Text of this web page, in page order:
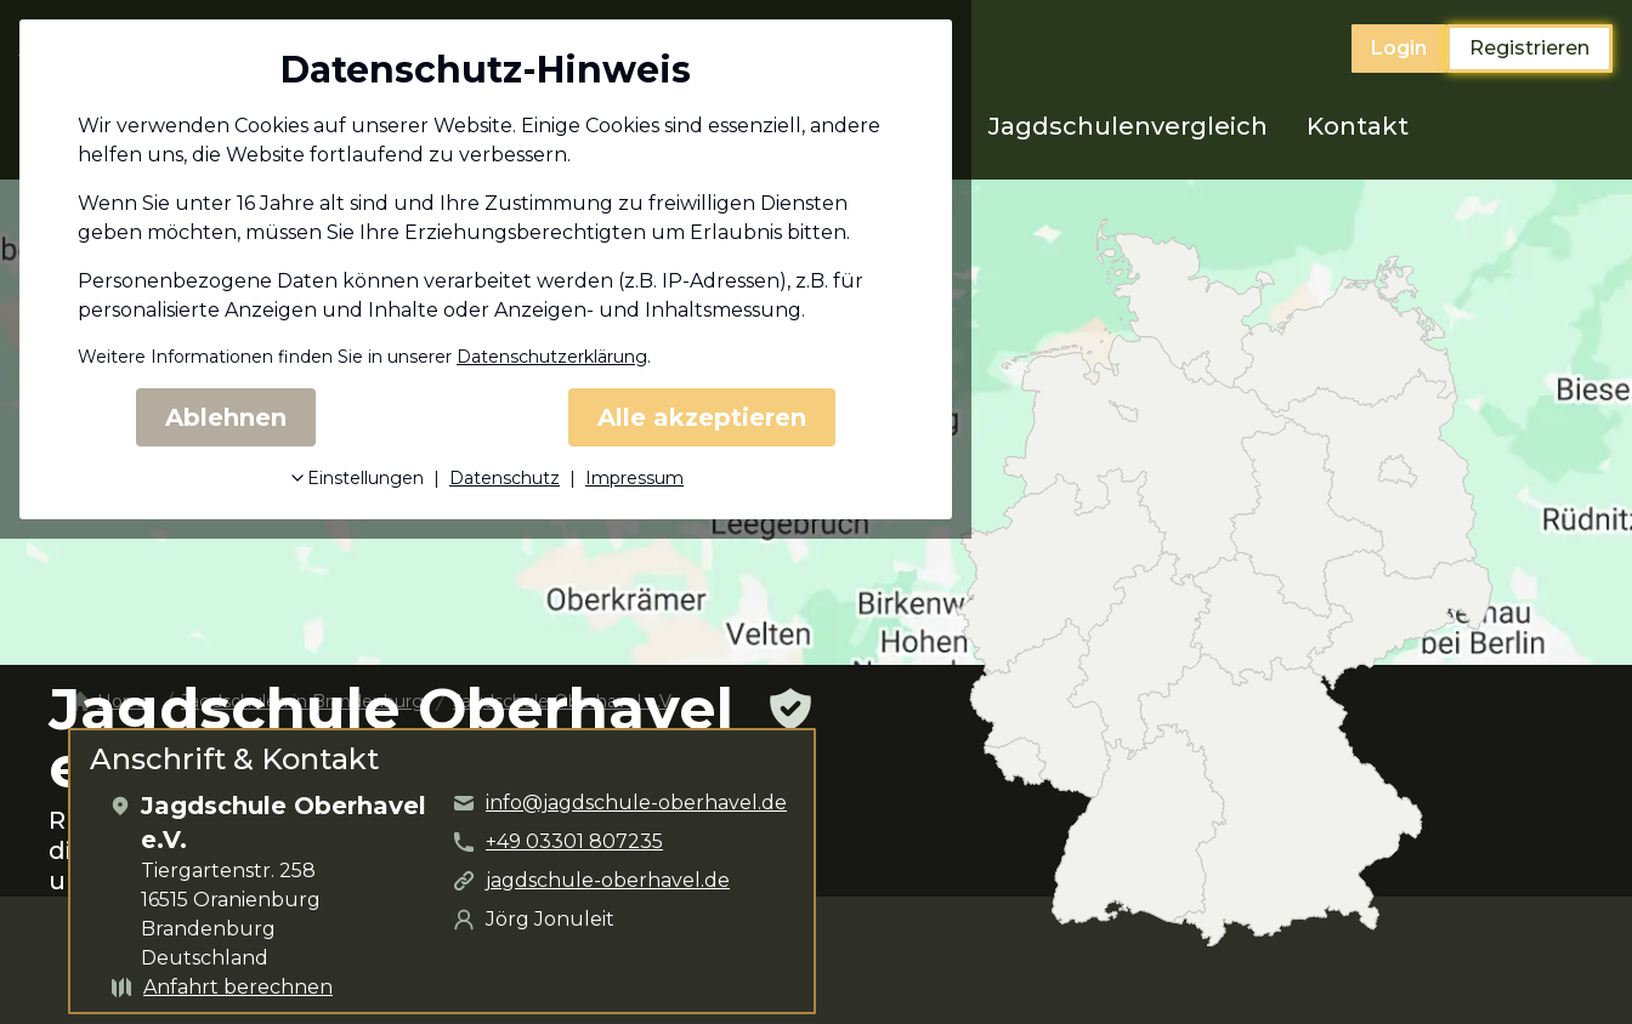
Login Registrieren
Alle Infos zum
Jagdschein
Jagdschein in deinem
Bundesland
Jagdschulenvergleich Kontakt
Jagdschule Oberhavel
e.V.
Rund umOranienburgdas Jagen lernen.Jörg Jonuleitsteht
dir für deine Anliegen zur Verfügung. Das Kursangebot
umfasst Wochenendkurs, Individualkurs und Kompaktkurs
Home Jagdschulen inBrandenburg Jagdschule Oberhavel e.V.
Anschrift & Kontakt
Jagdschule Oberhavel
e.V.
Tiergartenstr. 258
16515 Oranienburg
Brandenburg
Deutschland
Anfahrt berechnen
info@jagdschule-oberhavel.de
+49 03301 807235
jagdschule-oberhavel.de
Jörg Jonuleit
Datenschutz-Hinweis
Wir verwenden Cookies auf unserer Website. Einige Cookies sind essenziell, andere
helfen uns, die Website fortlaufend zu verbessern.
Wenn Sie unter 16 Jahre alt sind und Ihre Zustimmung zu freiwilligen Diensten
geben möchten, müssen Sie Ihre Erziehungs­berechtigten um Erlaubnis bitten.
Personenbezogene Daten können verarbeitet werden (z.B. IP-Adressen), z.B. für
personalisierte Anzeigen und Inhalte oder Anzeigen- und Inhaltsmessung.
Weitere Informationen finden Sie in unserer Datenschutzerklärung.
Ablehnen Alle akzeptieren
Einstellungen | Datenschutz | Impressum